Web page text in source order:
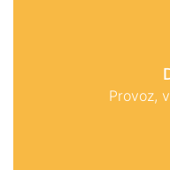
Provoz,